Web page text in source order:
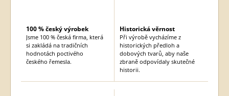
100 % český výrobek
Jsme 100 % česká firma, která
si zakládá na tradičních
hodnotách poctivého
českého řemesla.
Historická věrnost
Při výrobě vycházíme z
historických předloh a
dobových tvarů, aby naše
zbraně odpovídaly skutečné
historii.